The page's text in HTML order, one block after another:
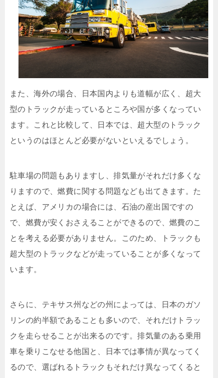
また、海外の場合、日本国内よりも道幅が広く、超大
型のトラックが走っているところや国が多くなってい
ます。これと比較して、日本では、超大型のトラック
というのはほとんど必要がないといえるでしょう。
駐車場の問題もありますし、排気量がそれだけ多くな
りますので、燃費に関する問題なども出てきます。た
とえば、アメリカの場合には、石油の産出国ですの
で、燃費が安くおさえることができるので、燃費のこ
とを考える必要がありません。このため、トラックも
超大型のトラックなどが走っていることが多くなって
います。
さらに、テキサス州などの州によっては、日本のガソ
リンの約半額であることも多いので、それだけトラッ
クを走らせることが出来るのです。排気量のある乗用
車を乗りこなせる他国と、日本では事情が異なってく
るので、選ばれるトラックもそれだけ異なってくると